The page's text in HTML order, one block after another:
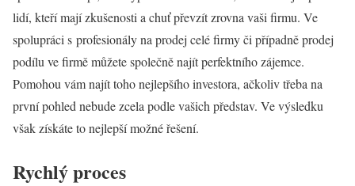
lidí, kteří mají zkušenosti a chuť převzít zrovna vaši firmu. Ve
spolupráci s profesionály na prodej celé firmy či případně prodej
podílu ve firmě můžete společně najít perfektního zájemce.
Pomohou vám najít toho nejlepšího investora, ačkoliv třeba na
první pohled nebude zcela podle vašich představ. Ve výsledku
však získáte to nejlepší možné řešení.
Rychlý proces